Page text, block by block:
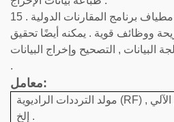
15 . يستخدم مطياف برنامج المقارنات الدولية ty-9900 برنامج
ووظائف قوية . يمكنه أيضًا تحقيق
, التصحيح وإخراج البيانات
.
معامل:
مولد الترددات الراديوية (RF) الاشتعال التلقائي , التحكم الآلي ,
إلخ .